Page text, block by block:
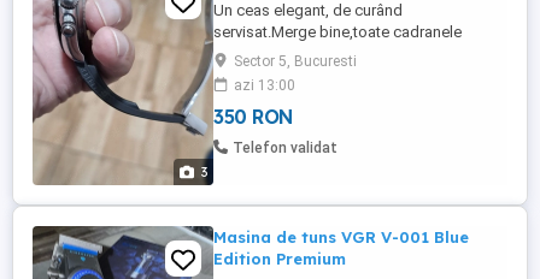
3
Un ceas elegant, de curând
servisat.Merge bine,toate cadranele
funcționale.
Sector 5, Bucuresti
azi 13:00
350 RON
Telefon validat
Masina de tuns VGR V-001 Blue
Edition Premium